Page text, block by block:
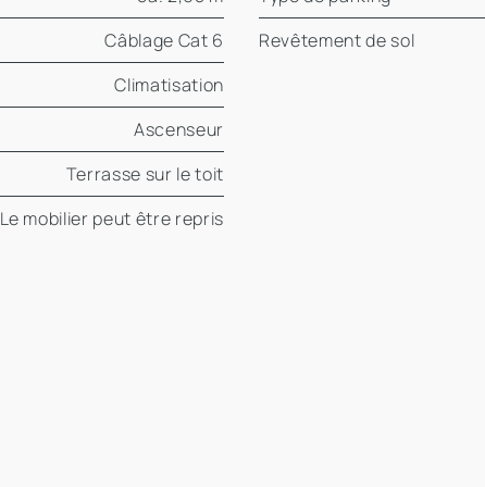
Câblage Cat 6
Climatisation
Ascenseur
Terrasse sur le toit
Le mobilier peut être repris
Revêtement de sol